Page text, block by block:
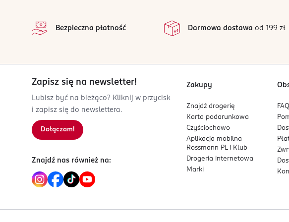
PRODUCENT/PODMIOT ODPOWIEDZIALNY
05-506
eveline@eveline.com.pl
223225606
PL-Polska
Kod EAN
Bezpieczna płatność Darmowa dostawa od 199 zł
Zapisz się na newsletter!
Lubisz być na bieżąco? Kliknij w przycisk
i zapisz się do newslettera.
Dołączam!
Znajdź nas również na:
Zakupy
Znajdź drogerię
Karta podarunkowa
Czyściochowo
Aplikacja mobilna
Rossmann PL i Klub
Drogeria internetowa
Marki
FAQ